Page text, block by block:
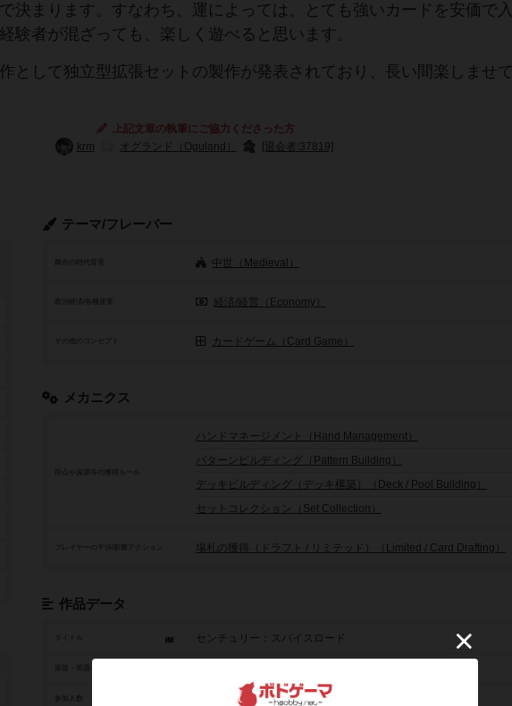
決まります。すなわち、運によっては、とても強いカードを安価で
験者が混ざっても、楽しく遊べると思います。
として独立型拡張セットの製作が発表されており、長い間楽しませて
上記文章の執筆にご協力くださった方
krm
オグランド（Oguland） [退会者:37819]
テーマ/フレーバー
舞台の時代背景 中世（Medieval）
政治経済/各種産業 経済/経営（Economy）
その他のコンセプト カードゲーム（Card Game）
メカニクス
ハンドマネージメント（Hand Management）
パターンビルディング（Pattern Building）
デッキビルディング（デッキ構築）（Deck / Pool Building）
セットコレクション（Set Collection）
プレイヤーの干渉/影響アクション 場札の獲得（ドラフト / リミテッド）（Limited / Card Drafting）
作品データ
タイトル センチュリー：スパイスロード
参加人数 2人～5人